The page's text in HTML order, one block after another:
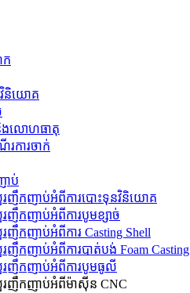
វិនិយោគ
ងលោហធាតុ
រការចាក់
ប់
កញាប់អំពីការបោះទុនវិនិយោគ
កញាប់អំពីការបូមខ្សាច់
កញាប់អំពីការ Casting Shell
កញាប់អំពីការបាត់បង់ Foam Casting
ញឹកញាប់អំពីការបូមធូលី
ញឹកញាប់អំពីម៉ាស៊ីន CNC